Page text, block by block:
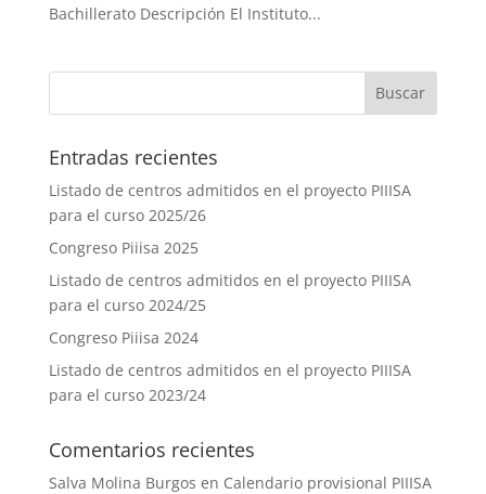
Bachillerato Descripción El Instituto...
Entradas recientes
Listado de centros admitidos en el proyecto PIIISA
para el curso 2025/26
Congreso Piiisa 2025
Listado de centros admitidos en el proyecto PIIISA
para el curso 2024/25
Congreso Piiisa 2024
Listado de centros admitidos en el proyecto PIIISA
para el curso 2023/24
Comentarios recientes
Salva Molina Burgos en Calendario provisional PIIISA